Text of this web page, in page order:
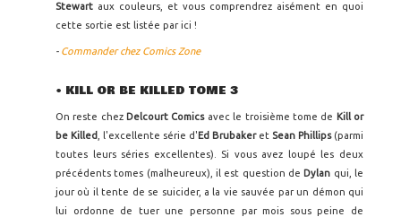
Stewart aux couleurs, et vous comprendrez aisément en quoi
cette sortie est listée par ici !
- Commander chez Comics Zone
• KILL OR BE KILLED TOME 3
On reste chez Delcourt Comics avec le troisième tome de Kill or
be Killed
, l'excellente série d'Ed Brubaker et Sean Phillips (parmi
toutes leurs séries excellentes). Si vous avez loupé les deux
précédents tomes (malheureux), il est question de Dylan qui, le
jour où il tente de se suicider, a la vie sauvée par un démon qui
lui ordonne de tuer une personne par mois sous peine de